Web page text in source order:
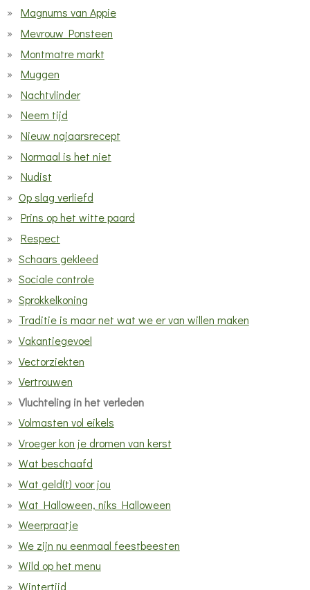
Magnums van Appie
Mevrouw Ponsteen
Montmatre markt
Muggen
Nachtvlinder
Neem tijd
Nieuw najaarsrecept
Normaal is het niet
Nudist
Op slag verliefd
Prins op het witte paard
Respect
Schaars gekleed
Sociale controle
Sprokkelkoning
Traditie is maar net wat we er van willen maken
Vakantiegevoel
Vectorziekten
Vertrouwen
Vluchteling in het verleden
Volmasten vol eikels
Vroeger kon je dromen van kerst
Wat beschaafd
Wat geld(t) voor jou
Wat Halloween, niks Halloween
Weerpraatje
We zijn nu eenmaal feestbeesten
Wild op het menu
Wintertijd